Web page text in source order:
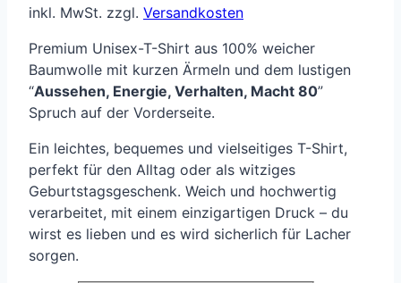
inkl. MwSt. zzgl. Versandkosten
Premium Unisex-T-Shirt aus 100% weicher
Baumwolle mit kurzen Ärmeln und dem lustigen
“Aussehen, Energie, Verhalten, Macht 80”
Spruch auf der Vorderseite.
Ein leichtes, bequemes und vielseitiges T-Shirt,
perfekt für den Alltag oder als witziges
Geburtstagsgeschenk. Weich und hochwertig
verarbeitet, mit einem einzigartigen Druck – du
wirst es lieben und es wird sicherlich für Lacher
sorgen.